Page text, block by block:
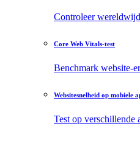
Controleer
Core Web Vitals-test
Benchmark website-
Websitesnelheid op mobiele
Test op verschillende